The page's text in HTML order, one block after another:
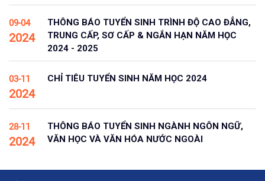
09-04
2024
THÔNG BÁO TUYỂN SINH TRÌNH ĐỘ CAO ĐẲNG,
TRUNG CẤP, SƠ CẤP & NGẮN HẠN NĂM HỌC
2024 - 2025
03-11
2024
CHỈ TIÊU TUYỂN SINH NĂM HỌC 2024
28-11
2024
THÔNG BÁO TUYỂN SINH NGÀNH NGÔN NGỮ,
VĂN HỌC VÀ VĂN HÓA NƯỚC NGOÀI